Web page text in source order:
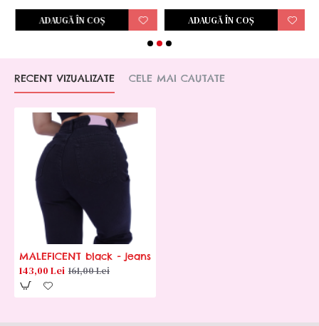
ADAUGĂ ÎN COŞ ADAUGĂ ÎN COŞ
RECENT VIZUALIZATE CELE MAI CAUTATE
MALEFICENT black - jeans
143,00 Lei 161,00 Lei